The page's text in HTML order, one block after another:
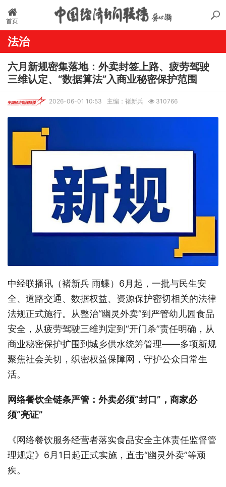
首页
法治
六月新规密集落地：外卖封签上路、疲劳驾驶
三维认定、“数据算法”入商业秘密保护范围
2026-06-01 10:53 主编：褚新兵 310766
中经联播讯（褚新兵 雨蝶）6月起，一批与民生安
全、道路交通、数据权益、资源保护密切相关的法律
法规正式施行。从整治“幽灵外卖”到严管幼儿园食品
安全，从疲劳驾驶三维判定到“开门杀”责任明确，从
商业秘密保护扩围到城乡供水统筹管理——多项新规
聚焦社会关切，织密权益保障网，守护公众日常生
活。
网络餐饮全链条严管：外卖必须“封口”，商家必
须“亮证”
《网络餐饮服务经营者落实食品安全主体责任监督管
理规定》6月1日起正式实施，直击“幽灵外卖”等顽
疾。